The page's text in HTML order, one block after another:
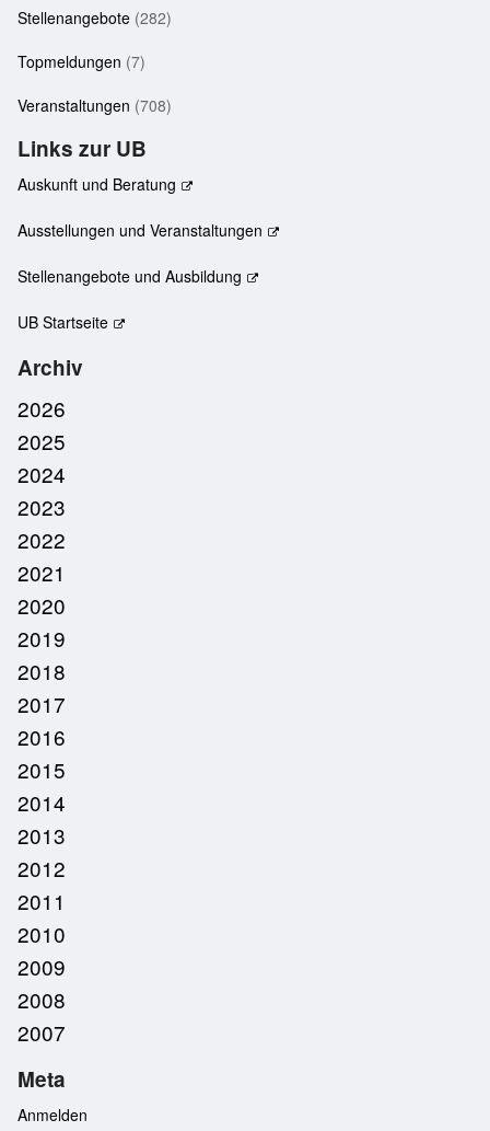
Stellenangebote (282)
Topmeldungen (7)
Veranstaltungen (708)
Links zur UB
Auskunft und Beratung
Ausstellungen und Veranstaltungen
Stellenangebote und Ausbildung
UB Startseite
Archiv
2026
2025
2024
2023
2022
2021
2020
2019
2018
2017
2016
2015
2014
2013
2012
2011
2010
2009
2008
2007
Meta
Anmelden